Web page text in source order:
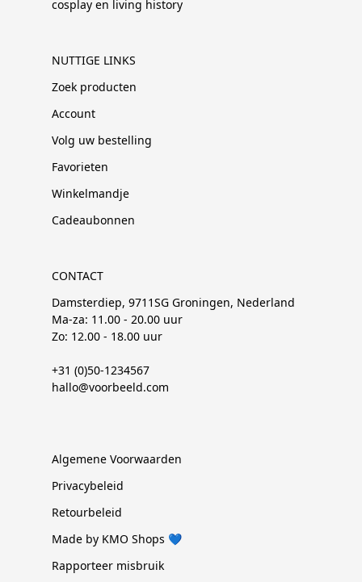
cosplay en living history
NUTTIGE LINKS
Zoek producten
Account
Volg uw bestelling
Favorieten
Winkelmandje
Cadeaubonnen
CONTACT
Damsterdiep, 9711SG Groningen, Nederland
Ma-za: 11.00 - 20.00 uur
Zo: 12.00 - 18.00 uur
+31 (0)50-1234567
hallo@voorbeeld.com
Algemene Voorwaarden
Privacybeleid
Retourbeleid
Made by KMO Shops 💙
Rapporteer misbruik